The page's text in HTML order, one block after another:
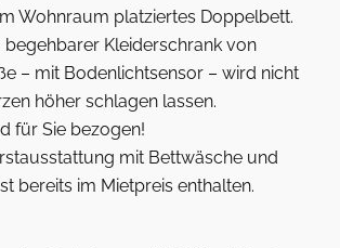
Wohnraum platziertes Doppelbett.
begehbarer Kleiderschrank von
– mit Bodenlichtsensor – wird nicht
höher schlagen lassen.
für Sie bezogen!
mit Bettwäsche und
bereits im Mietpreis enthalten.